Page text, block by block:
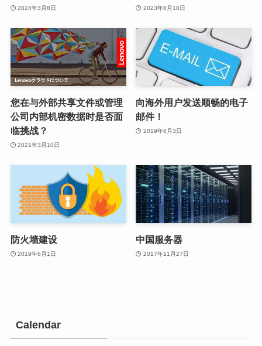
2024年3月8日 2023年8月18日
您在与外部共享文件或管理
公司内部机密数据时是否面
临挑战？
2021年3月10日
向海外用户发送顺畅的电子
邮件！
2019年8月3日
防火墙建设
2019年6月1日
中国服务器
2017年11月27日
Calendar